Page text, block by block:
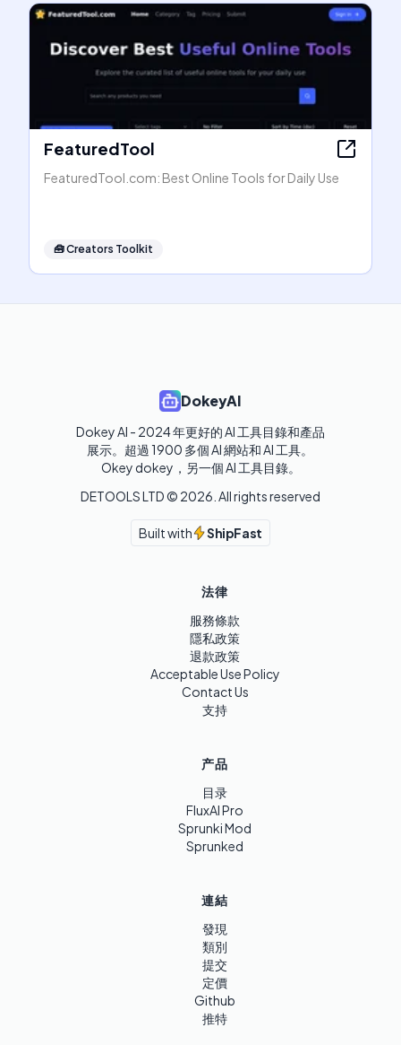
FeaturedTool
FeaturedTool.com: Best Online Tools for Daily Use
🧰Creators Toolkit
DokeyAI
Dokey AI - 2024 年更好的 AI 工具目錄和產品
展示。超過 1900 多個 AI 網站和 AI 工具。
Okey dokey，另一個 AI 工具目錄。
DETOOLS LTD © 2026 . All rights reserved
Built with ShipFast
法律
服務條款
隱私政策
退款政策
Acceptable Use Policy
Contact Us
支持
产品
目录
FluxAI Pro
Sprunki Mod
Sprunked
連結
發現
類別
提交
定價
Github
推特